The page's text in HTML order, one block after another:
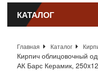
КАТАЛОГ
Главная Каталог
Кирпич облицовочный
АК Барс Керамик,